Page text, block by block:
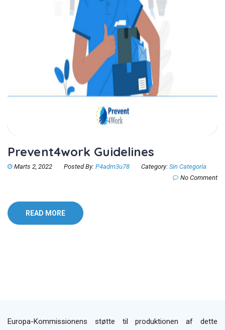
Prevent4work Guidelines
Marts 2, 2022 Posted By: P4adm3u78 Category: Sin Categoría
No Comment
READ MORE
Europa-Kommissionens støtte til produktionen af dette